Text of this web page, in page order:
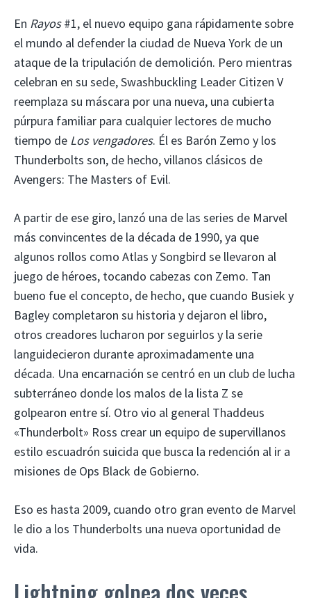
En Rayos#1, el nuevo equipo gana rápidamente sobre
el mundo al defender la ciudad de Nueva York de un
ataque de la tripulación de demolición. Pero mientras
celebran en su sede, Swashbuckling Leader Citizen V
reemplaza su máscara por una nueva, una cubierta
púrpura familiar para cualquier lectores de mucho
tiempo de Los vengadores. Él es Barón Zemo y los
Thunderbolts son, de hecho, villanos clásicos de
Avengers: The Masters of Evil.
A partir de ese giro, lanzó una de las series de Marvel
más convincentes de la década de 1990, ya que
algunos rollos como Atlas y Songbird se llevaron al
juego de héroes, tocando cabezas con Zemo. Tan
bueno fue el concepto, de hecho, que cuando Busiek y
Bagley completaron su historia y dejaron el libro,
otros creadores lucharon por seguirlos y la serie
languidecieron durante aproximadamente una
década. Una encarnación se centró en un club de lucha
subterráneo donde los malos de la lista Z se
golpearon entre sí. Otro vio al general Thaddeus
«Thunderbolt» Ross crear un equipo de supervillanos
estilo escuadrón suicida que busca la redención al ir a
misiones de Ops Black de Gobierno.
Eso es hasta 2009, cuando otro gran evento de Marvel
le dio a los Thunderbolts una nueva oportunidad de
vida.